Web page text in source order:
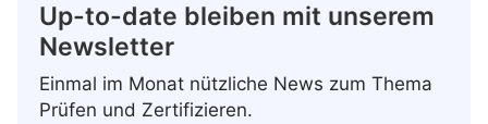
Up-to-date bleiben mit unserem
Newsletter
Einmal im Monat nützliche News zum Thema
Prüfen und Zertifizieren.